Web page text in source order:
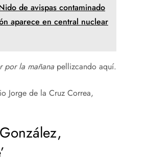
de avispas contaminado
aparece en central nuclear
por la mañana pellizcando aquí.
Jorge de la Cruz Correa,